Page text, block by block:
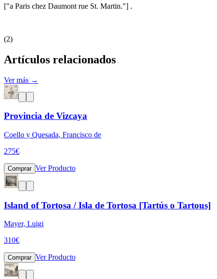
["a Paris chez Daumont rue St. Martin."] .
(2)
Artículos relacionados
Ver más →
Provincia de Vizcaya
Coello y Quesada, Francisco de
275€
Comprar Ver Producto
Island of Tortosa / Isla de Tortosa [Tartús o Tartous]
Mayer, Luigi
310€
Comprar Ver Producto